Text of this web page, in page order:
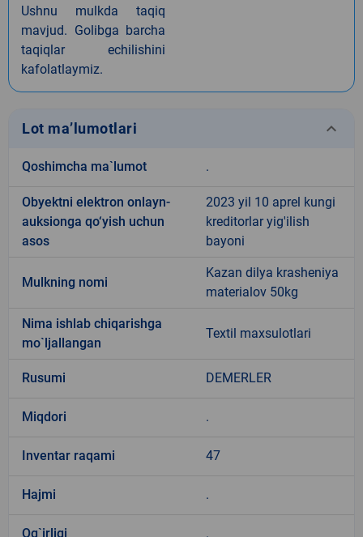
Ushnu mulkda taqiq
mavjud. Golibga barcha
taqiqlar echilishini
kafolatlaymiz.
Lot ma’lumotlari keyboard_arrow_down
Qoshimcha ma`lumot .
Obyektni elektron onlayn-
auksionga qo‘yish uchun
asos
2023 yil 10 aprel kungi
kreditorlar yig'ilish
bayoni
Mulkning nomi
Kazan dilya krasheniya
materialov 50kg
Nima ishlab chiqarishga
mo`ljallangan
Textil maxsulotlari
Rusumi DEMERLER
Miqdori .
Inventar raqami 47
Hajmi .
Og`irligi .